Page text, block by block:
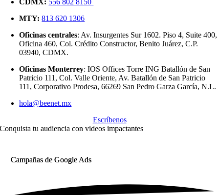
Campañas de Google Ads
Campañas de Google Ads
CDMX: 556 802 8150
MTY:813 620 1306
Oficinas centrales: Av. Insurgentes Sur 1602. Piso 4, Suite 400,
Oficina 460, Col. Crédito Constructor, Benito Juárez, C.P.
03940, CDMX.
Oficinas Monterrey: IOS Offices Torre ING Batallón de San
Patricio 111, Col. Valle Oriente, Av. Batallón de San Patricio
111, Corporativo Prodesa, 66269 San Pedro Garza García, N.L.
hola@beenet.mx
Escríbenos
Conquista tu audiencia convideos impactantes